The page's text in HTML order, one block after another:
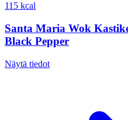
115 kcal
Santa Maria Wok
Black Pepper
Näytä tiedot